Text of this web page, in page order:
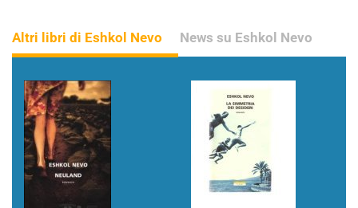
Altri libri di Eshkol Nevo News su Eshkol Nevo